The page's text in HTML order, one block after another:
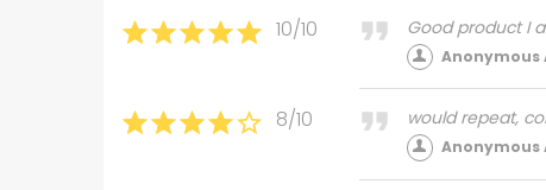
10/10 Good product I
Anonymous
8/10 would repeat,
Anonymous